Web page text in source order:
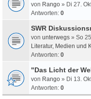
von Rango » Di 27.
Antworten: 0
SWR
von unterwegs » So
Literatur, Medien und
Antworten: 0
"Das Licht der
von Rango » Di 13.
Antworten: 0